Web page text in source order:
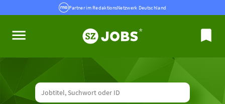
Partner im RedaktionsNetzwerk Deutschland